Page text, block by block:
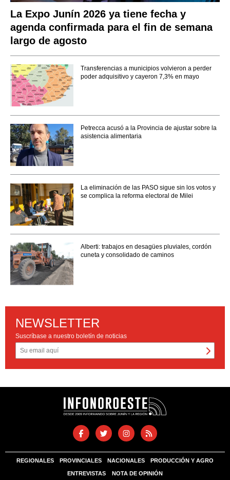
La Expo Junín 2026 ya tiene fecha y
agenda confirmada para el fin de semana
largo de agosto
Transferencias a municipios volvieron a perder
poder adquisitivo y cayeron 7,3% en mayo
Petrecca acusó a la Provincia de ajustar sobre la
asistencia alimentaria
La eliminación de las PASO sigue sin los votos y
se complica la reforma electoral de Milei
Alberti: trabajos en desagües pluviales, cordón
cuneta y consolidado de caminos
NEWSLETTER
Suscríbase a nuestro boletín de noticias
REGIONALES PROVINCIALES NACIONALES PRODUCCIÓN Y AGRO
ENTREVISTAS NOTA DE OPINIÓN